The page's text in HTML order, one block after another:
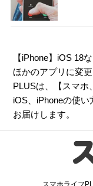
【iPhone】iOS 18
ほかのアプリに変
PLUSは、【 スマホ
iOS
iPhoneの使い
お届けします。
スマホライフ